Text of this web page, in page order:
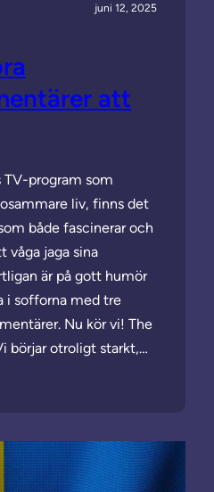
juni 12, 2025
att
program som
liv, finns det
både fascinerar och
våga jaga sina
är på gott humör
i sofforna med tre
Nu kör vi! The
börjar otroligt starkt,…